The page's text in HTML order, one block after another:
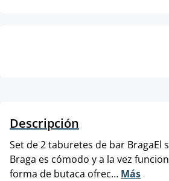
Descripción
Set de 2 taburetes de bar BragaEl
Braga es cómodo y a la vez
forma de butaca ofrec… Más